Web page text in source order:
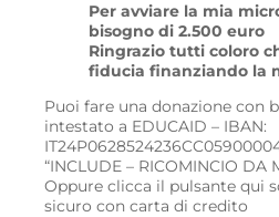
Per avviare la mia
bisogno di 2.500 euro
Ringrazio tutti coloro
fiducia finanziando la
Puoi fare una donazione con
intestato a EDUCAID – IBAN:
“INCLUDE – RICOMINCIO DA
Oppure clicca il pulsante qui
sicuro con carta di credito